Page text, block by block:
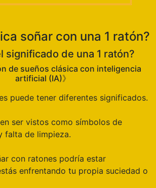
soñar con una 1 ratón?
significado de una 1 ratón?
de sueños clásica con inteligencia
artificial (IA)》
puede tener diferentes significados.
ser vistos como símbolos de
falta de limpieza.
con ratones podría estar
enfrentando tu propia suciedad o